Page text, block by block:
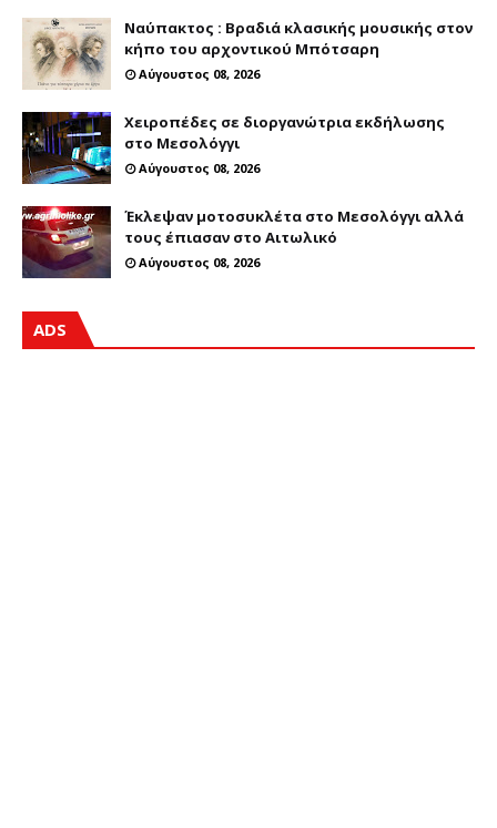
Ναύπακτος : Βραδιά κλασικής μουσικής στον
κήπο του αρχοντικού Μπότσαρη
Αύγουστος 08, 2026
Χειροπέδες σε διοργανώτρια εκδήλωσης
στο Μεσολόγγι
Αύγουστος 08, 2026
Έκλεψαν μοτοσυκλέτα στο Μεσολόγγι αλλά
τους έπιασαν στο Αιτωλικό
Αύγουστος 08, 2026
ADS